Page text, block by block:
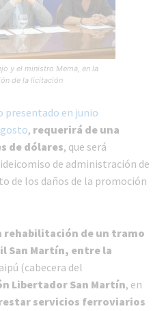
y el ministro Mema, en la
de la licitación
presentado en junio
, requerirá de una
de dólares, que será
de administración de
de los daños de la promoción
rehabilitación de un tramo
San Martín, entre la
(cabecera del
Libertador San Martín, en
servicios ferroviarios